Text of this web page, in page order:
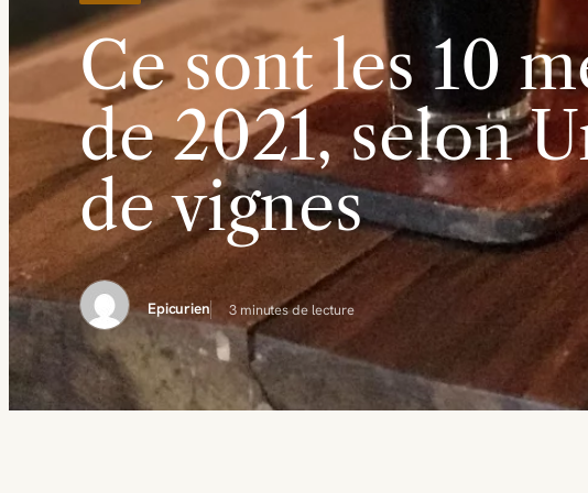
Ce sont les 10
de 2021, selon
de vignes
Epicurien 3 minutes de lecture